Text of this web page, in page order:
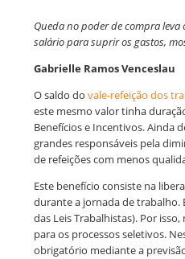
Queda no poder de compra
salário para suprir os gastos,
Gabrielle Ramos Venceslau
O saldo do vale-refeição dos
este mesmo valor tinha
Benefícios e Incentivos. Ainda
grandes responsáveis pela
de refeições com menos
Este benefício consiste na
durante a jornada de trabalho.
das Leis Trabalhistas). Por
para os processos seletivos.
obrigatório mediante a